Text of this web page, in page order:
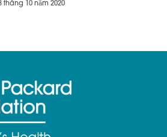
tháng 10 năm 2020